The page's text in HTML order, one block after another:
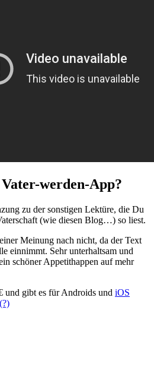
werden-App?
zu der sonstigen Lektüre, die Du
(wie diesen Blog…) so liest.
Meinung nach nicht, da der Text
einnimmt. Sehr unterhaltsam und
schöner Appetithappen auf mehr
und gibt es für Androids und iOS
(?)